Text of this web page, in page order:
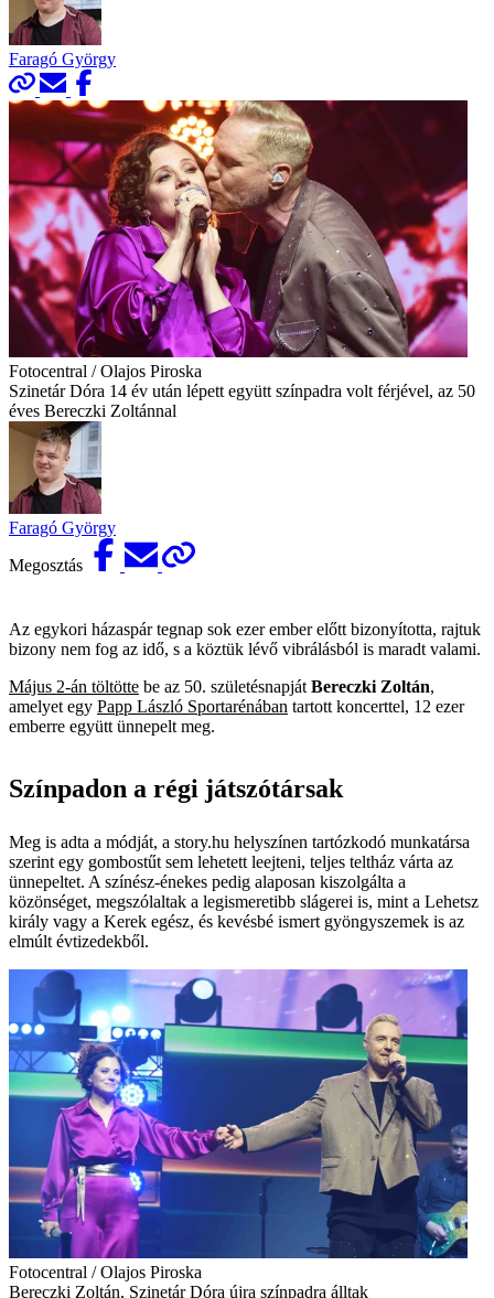
Faragó György
Fotocentral / Olajos Piroska
Szinetár Dóra 14 év után lépett együtt színpadra volt férjével, az 50
éves Bereczki Zoltánnal
Faragó György
Megosztás
Az egykori házaspár tegnap sok ezer ember előtt bizonyította, rajtuk
bizony nem fog az idő, s a köztük lévő vibrálásból is maradt valami.
Május 2-án töltötte be az 50. születésnapját Bereczki Zoltán,
amelyet egy Papp László Sportarénában tartott koncerttel, 12 ezer
emberre együtt ünnepelt meg.
Színpadon a régi játszótársak
Meg is adta a módját, a story.hu helyszínen tartózkodó munkatársa
szerint egy gombostűt sem lehetett leejteni, teljes teltház várta az
ünnepeltet. A színész-énekes pedig alaposan kiszolgálta a
közönséget, megszólaltak a legismeretibb slágerei is, mint a Lehetsz
király vagy a Kerek egész, és kevésbé ismert gyöngyszemek is az
elmúlt évtizedekből.
Fotocentral / Olajos Piroska
Bereczki Zoltán, Szinetár Dóra újra színpadra álltak